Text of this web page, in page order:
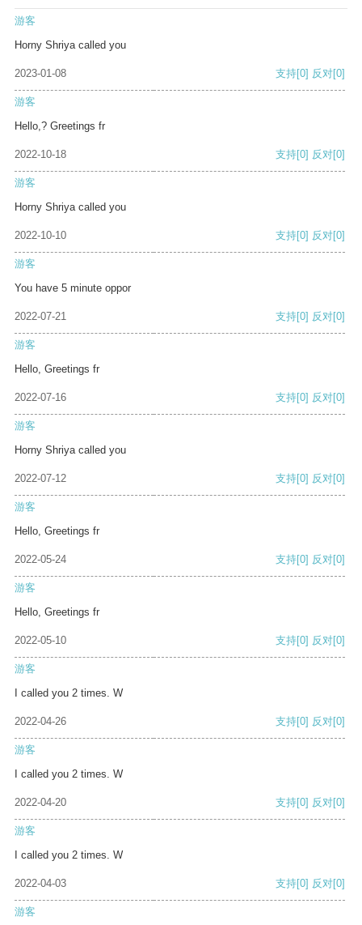
游客
Horny Shriya called you
2023-01-08 支持[0] 反对[0]
游客
Hello,? Greetings fr
2022-10-18 支持[0] 反对[0]
游客
Horny Shriya called you
2022-10-10 支持[0] 反对[0]
游客
You have 5 minute oppor
2022-07-21 支持[0] 反对[0]
游客
Hello, Greetings fr
2022-07-16 支持[0] 反对[0]
游客
Horny Shriya called you
2022-07-12 支持[0] 反对[0]
游客
Hello, Greetings fr
2022-05-24 支持[0] 反对[0]
游客
Hello, Greetings fr
2022-05-10 支持[0] 反对[0]
游客
I called you 2 times. W
2022-04-26 支持[0] 反对[0]
游客
I called you 2 times. W
2022-04-20 支持[0] 反对[0]
游客
I called you 2 times. W
2022-04-03 支持[0] 反对[0]
游客